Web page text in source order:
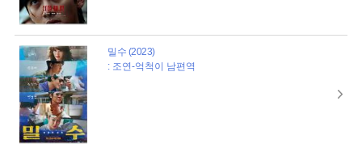
밀수 (2023)
: 조연-억척이 남편역